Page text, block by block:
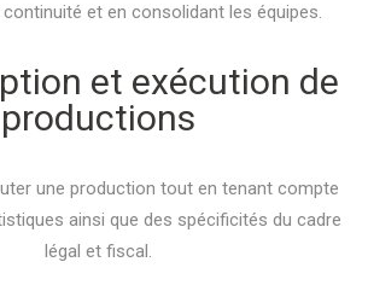
et en consolidant les équipes.
et exécution de
productions
une production tout en tenant compte
ainsi que des spécificités du cadre
légal et fiscal.